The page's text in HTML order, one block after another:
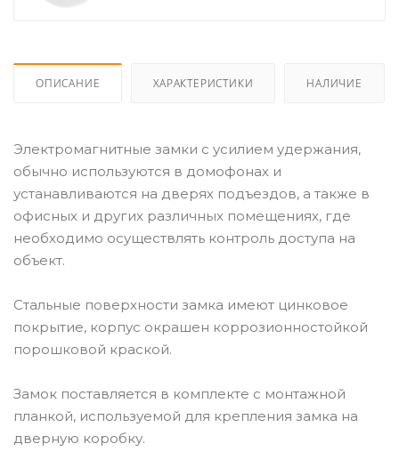
ОПИСАНИЕ ХАРАКТЕРИСТИКИ НАЛИЧИЕ
Электромагнитные замки с усилием удержания,
обычно используются в домофонах и
устанавливаются на дверях подъездов, а также в
офисных и других различных помещениях, где
необходимо осуществлять контроль доступа на
объект.
Стальные поверхности замка имеют цинковое
покрытие, корпус окрашен коррозионностойкой
порошковой краской.
Замок поставляется в комплекте с монтажной
планкой, используемой для крепления замка на
дверную коробку.